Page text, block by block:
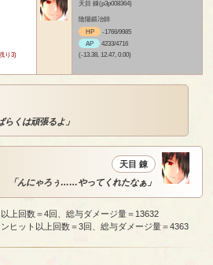
り3)
天目 錬(p3p008364)
陰陽鍛冶師
HP
-1766/9985
AP
4233/4716
(-13.38, 12.47, 0.00)
らくは頑張るよ」
天目 錬
「んにゃろぅ……やってくれたなぁ」
上回数＝4回、総与ダメージ量＝13632
ヒット以上回数＝3回、総与ダメージ量＝4363